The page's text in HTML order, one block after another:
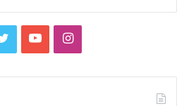
TwitterYouTubeInstagram